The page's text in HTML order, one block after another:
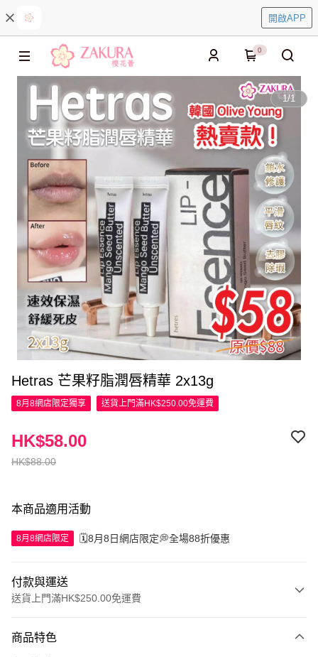
開啟APP
0
1/1
Hetras 芒果籽脂潤唇精華 2x13g
8月8網店限定獨享 送貨上門滿HK$250.00免運費
HK$88.00
HK$58.00
本商品適用活動
8月8網店限定 🗓️8月8日網店限定💭全場88折優惠
付款與運送
送貨上門滿HK$250.00免運費
信用卡
商品特色